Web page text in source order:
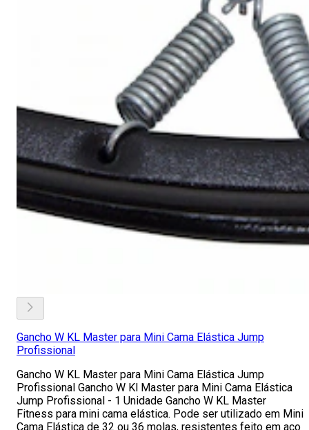
Gancho W KL Master para Mini Cama Elástica Jump
Profissional
Gancho W KL Master para Mini Cama Elástica Jump
Profissional Gancho W Kl Master para Mini Cama Elástica
Jump Profissional - 1 Unidade Gancho W KL Master
Fitness para mini cama elástica. Pode ser utilizado em Mini
Cama Elástica de 32 ou 36 molas, resistentes feito em aço